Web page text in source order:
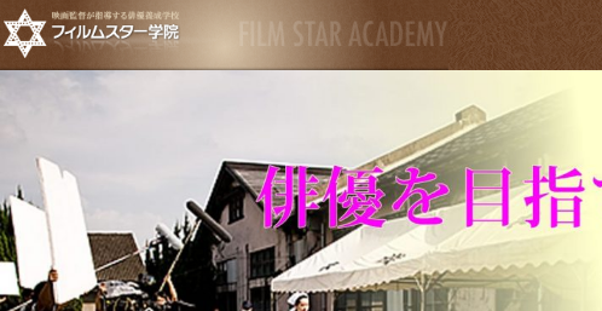
フ
ル
ム
映
画
優・
子
役
目
指